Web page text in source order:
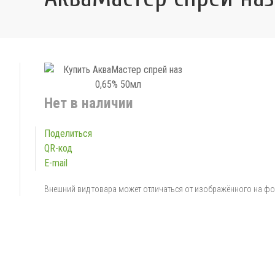
Нет в наличии
Поделиться
QR-код
E-mail
Внешний вид товара может отличаться от изображённого на